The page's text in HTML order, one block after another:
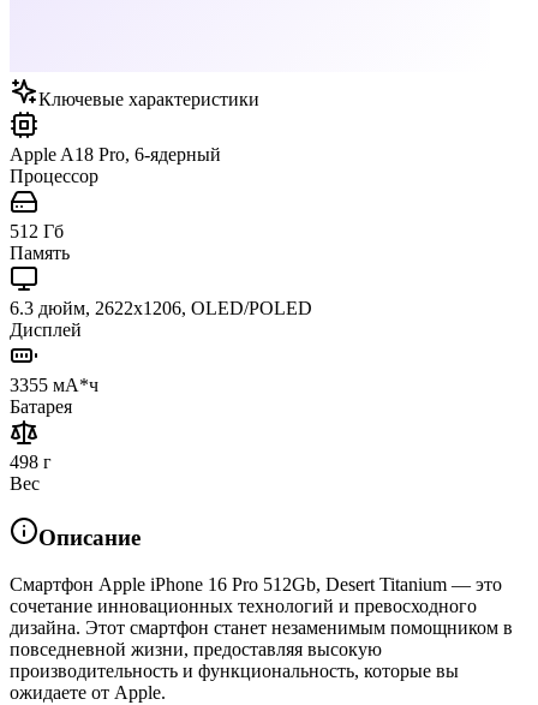
Ключевые характеристики
Apple A18 Pro, 6-ядерный
Процессор
512 Гб
Память
6.3 дюйм, 2622x1206, OLED/POLED
Дисплей
3355 мА*ч
Батарея
498 г
Вес
Описание
Смартфон Apple iPhone 16 Pro 512Gb, Desert Titanium — это
сочетание инновационных технологий и превосходного
дизайна. Этот смартфон станет незаменимым помощником в
повседневной жизни, предоставляя высокую
производительность и функциональность, которые вы
ожидаете от Apple.